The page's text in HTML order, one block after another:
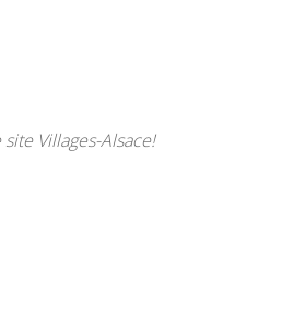
Villages-Alsace!